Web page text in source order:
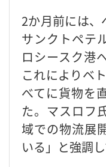
2か月前には
サンクトペテ
ロシースク港
これによりベ
べてに貨物を
た。マスロフ
域での物流展
いる」と強調し